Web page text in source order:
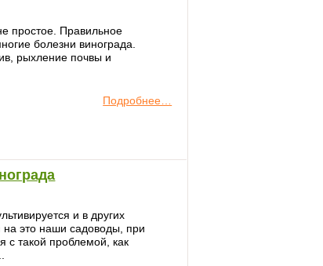
простое. Правильное
болезни винограда.
рыхление почвы и
Подробнее…
и в других
это наши садоводы, при
с такой проблемой, как